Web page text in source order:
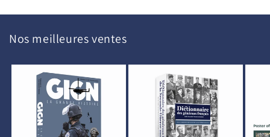
Nos meilleures ventes